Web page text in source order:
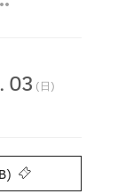
. 03 (日)